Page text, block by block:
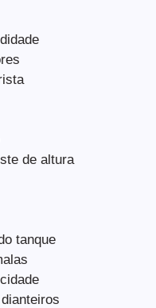
de altura
tanque